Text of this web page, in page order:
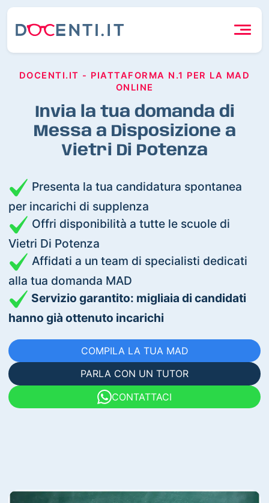
DOCENTI.IT - PIATTAFORMA N.1 PER LA MAD
ONLINE
Invia la tua domanda di
Messa a Disposizione a
Vietri Di Potenza
Presenta la tua candidatura spontanea
per incarichi di supplenza
Offri disponibilità a tutte le scuole di
Vietri Di Potenza
Affidati a un team di specialisti dedicati
alla tua domanda MAD
Servizio garantito: migliaia di candidati
hanno già ottenuto incarichi
COMPILA LA TUA MAD
PARLA CON UN TUTOR
CONTATTACI